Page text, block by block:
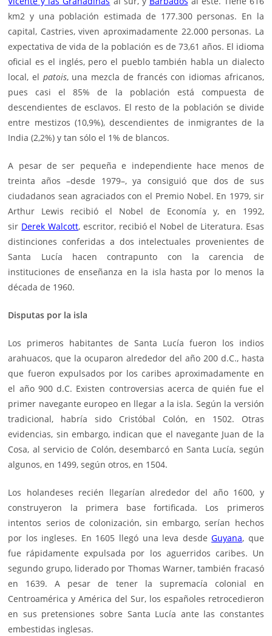
km2 y una población estimada de 177.300 personas. En la
capital, Castries, viven aproximadamente 22.000 personas. La
expectativa de vida de la población es de 73,61 años. El idioma
oficial es el inglés, pero el pueblo también habla un dialecto
local, el patois, una mezcla de francés con idiomas africanos,
pues casi el 85% de la población está compuesta de
descendientes de esclavos. El resto de la población se divide
entre mestizos (10,9%), descendientes de inmigrantes de la
India (2,2%) y tan sólo el 1% de blancos.
A pesar de ser pequeña e independiente hace menos de
treinta años –desde 1979–, ya consiguió que dos de sus
ciudadanos sean agraciados con el Premio Nobel. En 1979, sir
Arthur Lewis recibió el Nobel de Economía y, en 1992,
sir Derek Walcott, escritor, recibió el Nobel de Literatura. Esas
distinciones conferidas a dos intelectuales provenientes de
Santa Lucía hacen contrapunto con la carencia de
instituciones de enseñanza en la isla hasta por lo menos la
década de 1960.
Disputas por la isla
Los primeros habitantes de Santa Lucía fueron los indios
arahuacos, que la ocuparon alrededor del año 200 d.C., hasta
que fueron expulsados por los caribes aproximadamente en
el año 900 d.C. Existen controversias acerca de quién fue el
primer navegante europeo en llegar a la isla. Según la versión
tradicional, habría sido Cristóbal Colón, en 1502. Otras
evidencias, sin embargo, indican que el navegante Juan de la
Cosa, al servicio de Colón, desembarcó en Santa Lucía, según
algunos, en 1499, según otros, en 1504.
Los holandeses recién llegarían alrededor del año 1600, y
construyeron la primera base fortificada. Los primeros
intentos serios de colonización, sin embargo, serían hechos
por los ingleses. En 1605 llegó una leva desdeGuyana, que
fue rápidamente expulsada por los aguerridos caribes. Un
segundo grupo, liderado por Thomas Warner, también fracasó
en 1639. A pesar de tener la supremacía colonial en
Centroamérica y América del Sur, los españoles retrocedieron
en sus pretensiones sobre Santa Lucía ante las constantes
embestidas inglesas.